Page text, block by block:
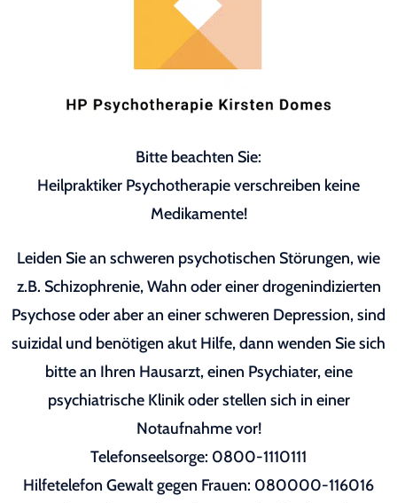
Bitte beachten Sie:
Heilpraktiker Psychotherapie verschreiben keine
Medikamente!
Leiden Sie an schweren psychotischen Störungen, wie
z.B. Schizophrenie, Wahn oder einer drogenindizierten
Psychose oder aber an einer schweren Depression, sind
suizidal und benötigen akut Hilfe, dann wenden Sie sich
bitte an Ihren Hausarzt, einen Psychiater, eine
psychiatrische Klinik oder stellen sich in einer
Notaufnahme vor!
Telefonseelsorge: 0800-1110111
Hilfetelefon Gewalt gegen Frauen: 080000-116016